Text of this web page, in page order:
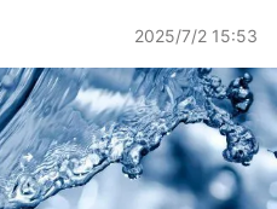
2025/7/2 15:53